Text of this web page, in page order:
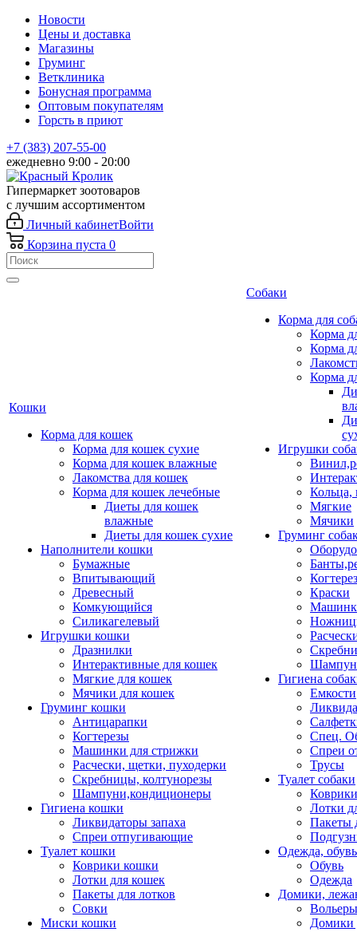
Новости
Цены и доставка
Магазины
Груминг
Ветклиника
Бонусная программа
Оптовым покупателям
Горсть в приют
+7 (383) 207-55-00
ежедневно 9:00 - 20:00
Гипермаркет зоотоваров
с лучшим ассортиментом
Личный кабинетВойти
Корзина пуста 0
Кошки
Корма для кошек
Корма для кошек сухие
Корма для кошек влажные
Лакомства для кошек
Корма для кошек лечебные
Диеты для кошек
влажные
Диеты для кошек сухие
Наполнители кошки
Бумажные
Впитывающий
Древесный
Комкующийся
Силикагелевый
Игрушки кошки
Дразнилки
Интерактивные для кошек
Мягкие для кошек
Мячики для кошек
Груминг кошки
Антицарапки
Когтерезы
Машинки для стрижки
Расчески, щетки, пуходерки
Скребницы, колтунорезы
Шампуни,кондиционеры
Гигиена кошки
Ликвидаторы запаха
Спреи отпугивающие
Туалет кошки
Коврики кошки
Лотки для кошек
Пакеты для лотков
Совки
Миски кошки
Собаки
Корма для
Корма
Корма
Корма
Игрушки
Кольца,
Мягкие
Мячики
Груминг
Краски
Гигиена
Емкости
Спец.
Спреи
Трусы
Туалет собаки
Коврики
Лотки
Пакеты
Одежда, обувь
Обувь
Одежда
Домики,
Домики